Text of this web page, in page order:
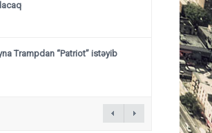
Trampdan “Patriot” istəyib